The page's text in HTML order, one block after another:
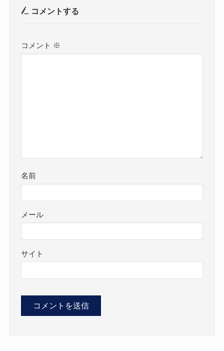
コメントする
コメント ※
名前
メール
サイト